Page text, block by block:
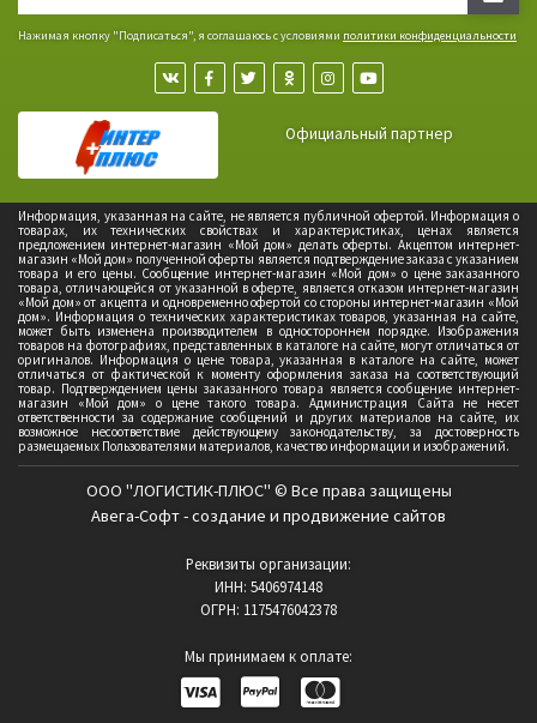
Нажимая кнопку "Подписаться", я соглашаюсь с условиями политики конфиденциальности
Официальный партнер
Информация, указанная на сайте, не является публичной офертой. Информация о
товарах, их технических свойствах и характеристиках, ценах является
предложением интернет-магазин «Мой дом» делать оферты. Акцептом интернет-
магазин «Мой дом» полученной оферты является подтверждение заказа с указанием
товара и его цены. Сообщение интернет-магазин «Мой дом» о цене заказанного
товара, отличающейся от указанной в оферте, является отказом интернет-магазин
«Мой дом» от акцепта и одновременно офертой со стороны интернет-магазин «Мой
дом». Информация о технических характеристиках товаров, указанная на сайте,
может быть изменена производителем в одностороннем порядке. Изображения
товаров на фотографиях, представленных в каталоге на сайте, могут отличаться от
оригиналов. Информация о цене товара, указанная в каталоге на сайте, может
отличаться от фактической к моменту оформления заказа на соответствующий
товар. Подтверждением цены заказанного товара является сообщение интернет-
магазин «Мой дом» о цене такого товара. Администрация Сайта не несет
ответственности за содержание сообщений и других материалов на сайте, их
возможное несоответствие действующему законодательству, за достоверность
размещаемых Пользователями материалов, качество информации и изображений.
ООО "ЛОГИСТИК-ПЛЮС" © Все права защищены
Авега-Софт - создание и продвижение сайтов
Реквизиты организации:
ИНН: 5406974148
ОГРН: 1175476042378
Мы принимаем к оплате: